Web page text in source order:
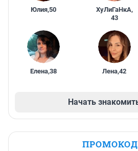
Юлия,50 ХуЛиГаНкА,
43
Елена,38 Лена,42
Начать